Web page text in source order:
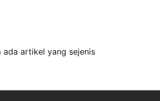
ada artikel yang sejenis